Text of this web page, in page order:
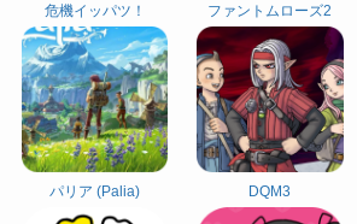
危機イッパツ！ ファントムローズ2
パリア (Palia) DQM3